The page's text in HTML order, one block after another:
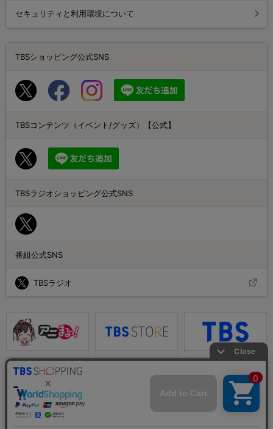
セキュリティと利用環境について
TBSショッピング公式SNS
TBSコンテンツ（イベント/グッズ）【公式】
TBSラジオショッピング公式SNS
番組公式SNS
TBSラジオ